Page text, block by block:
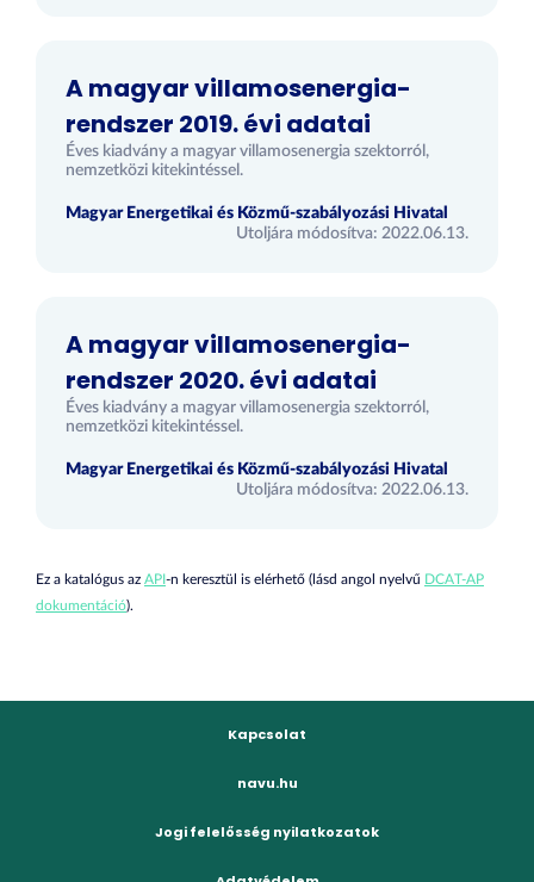
A magyar villamosenergia-
rendszer 2019. évi adatai
Éves kiadvány a magyar villamosenergia szektorról,
nemzetközi kitekintéssel.
Magyar Energetikai és Közmű-szabályozási Hivatal
Utoljára módosítva: 2022.06.13.
A magyar villamosenergia-
rendszer 2020. évi adatai
Éves kiadvány a magyar villamosenergia szektorról,
nemzetközi kitekintéssel.
Magyar Energetikai és Közmű-szabályozási Hivatal
Utoljára módosítva: 2022.06.13.
Ez a katalógus az API-n keresztül is elérhető (lásd angol nyelvű DCAT-AP
dokumentáció).
Kapcsolat
navu.hu
Jogi felelősség nyilatkozatok